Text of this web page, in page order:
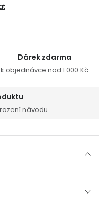
Dárek zdarma
k objednávce nad 1 000 Kč
návodu